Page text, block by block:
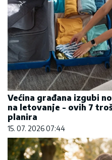
Većina građana izgubi
na letovanje - ovih 7
planira
15. 07. 2026 07:44